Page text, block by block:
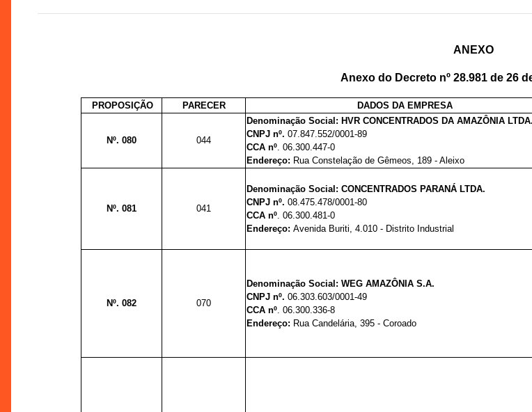
ANEXO
Anexo do Decreto nº 28.981 de 26
PROPOSIÇÃO PARECER DADOS DA EMPRESA
Nº. 080 044
Denominação Social: HVR CONCENTRADOS DA AMAZÔNIA LTDA.
CNPJ nº.07.847.552/0001-89
CCA nº. 06.300.447-0
Endereço: Rua Constelação de Gêmeos, 189 - Aleixo
Nº. 081 041
Denominação Social: CONCENTRADOS PARANÁ LTDA.
CNPJ nº.08.475.478/0001-80
CCA nº. 06.300.481-0
Endereço:Avenida Buriti, 4.010 - Distrito Industrial
Nº. 082 070
Denominação Social: WEG AMAZÔNIA S.A.
CNPJ nº.06.303.603/0001-49
CCA nº. 06.300.336-8
Endereço: Rua Candelária, 395 - Coroado